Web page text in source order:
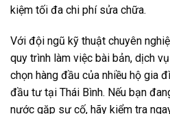
kiệm tối đa chi phí sửa chữa.
Với đội ngũ kỹ thuật chuyên
quy trình làm việc bài bản, dịch
chọn hàng đầu của nhiều hộ gia
đầu tư tại Thái Bình. Nếu bạn
nước gặp sự cố, hãy kiểm tra